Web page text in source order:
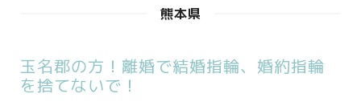
熊本県
玉名郡の方！離婚で結婚指輪、婚約指輪
を捨てないで！